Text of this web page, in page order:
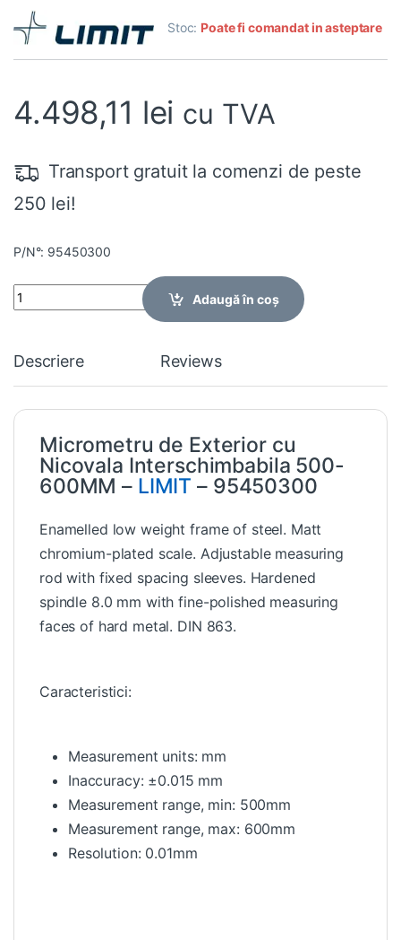
Stoc: Poate fi comandat in asteptare
4.498,11 lei cu TVA
Transport gratuit la comenzi de peste
250 lei!
P/N°: 95450300
Quantity
Adaugă în coș
Descriere Reviews
Micrometru de Exterior cu
Nicovala Interschimbabila 500-
600MM – LIMIT – 95450300
Enamelled low weight frame of steel. Matt
chromium-plated scale. Adjustable measuring
rod with fixed spacing sleeves. Hardened
spindle 8.0 mm with fine-polished measuring
faces of hard metal. DIN 863.
Caracteristici:
Measurement units: mm
Inaccuracy: ±0.015 mm
Measurement range, min: 500mm
Measurement range, max: 600mm
Resolution: 0.01mm